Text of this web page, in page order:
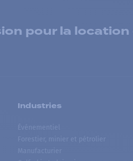
pour la
Industries
Événementiel
Forestier, minier et pétrolier
Manufacturier